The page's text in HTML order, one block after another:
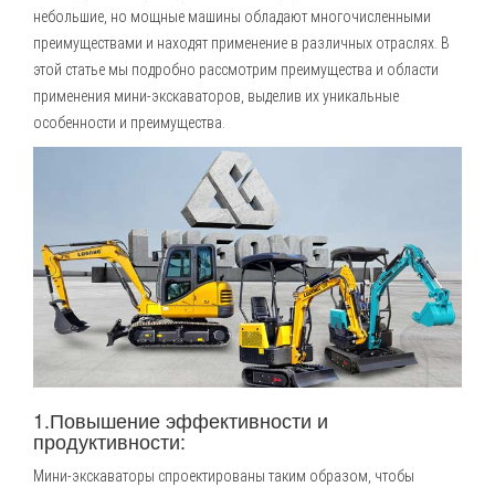
небольшие, но мощные машины обладают многочисленными
преимуществами и находят применение в различных отраслях. В
этой статье мы подробно рассмотрим преимущества и области
применения мини-экскаваторов, выделив их уникальные
особенности и преимущества.
1.Повышение эффективности и
продуктивности:
Мини-экскаваторы спроектированы таким образом, чтобы